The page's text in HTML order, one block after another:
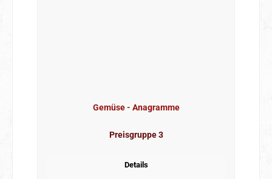
Gemüse - Anagramme
Preisgruppe 3
Details